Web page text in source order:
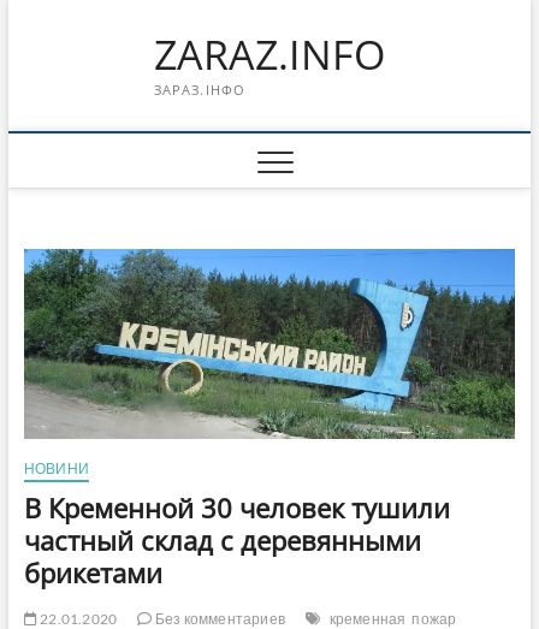
ZARAZ.INFO
ЗАРАЗ.ІНФО
НОВИНИ
В Кременной 30 человек тушили
частный склад с деревянными
брикетами
22.01.2020 Без комментариев кременная пожар